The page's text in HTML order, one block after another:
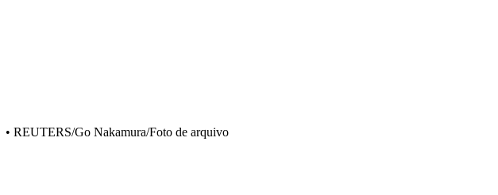
• REUTERS/Go Nakamura/Foto de arquivo